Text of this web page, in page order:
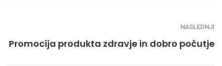
NASLEDNJI
Promocija produkta zdravje in dobro počutje